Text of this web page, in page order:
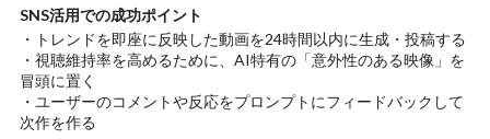
SNS活用での成功ポイント
・トレンドを即座に反映した動画を24時間以内に生成・投稿する
・視聴維持率を高めるために、AI特有の「意外性のある映像」を
冒頭に置く
・ユーザーのコメントや反応をプロンプトにフィードバックして
次作を作る